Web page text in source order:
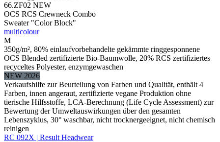
66.ZF02 NEW
OCS RCS Crewneck Combo
Sweater "Color Block"
multicolour
M
350g/m², 80% einlaufvorbehandelte gekämmte ringgesponnene
OCS Blended zertifizierte Bio-Baumwolle, 20% RCS zertifiziertes
recyceltes Polyester, enzymgewaschen
NEW 2026
Verkaufshilfe zur Beurteilung von Farben und Qualität, enthält 4
Farben, innen angeraut, zertifizierte vegane Produktion ohne
tierische Hilfsstoffe, LCA-Berechnung (Life Cycle Assessment) zur
Bewertung der Umweltauswirkungen über den gesamten
Lebenszyklus, 30° waschbar, nicht trocknergeeignet, nicht chemisch
reinigen
RC 092X | Result Headwear